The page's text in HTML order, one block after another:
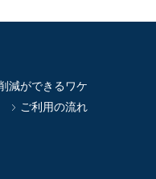
減ができるワケ
ご利用の流れ